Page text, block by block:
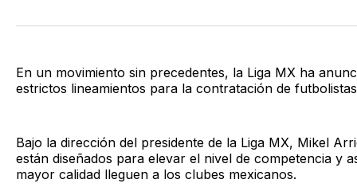
TwitterFacebook
LinkedIn
Email
En un movimiento sin precedentes, la Liga MX ha
estrictos lineamientos para la contratación de
Bajo la dirección del presidente de la Liga MX, Mikel
están diseñados para elevar el nivel de competencia y
mayor calidad lleguen a los clubes mexicanos.